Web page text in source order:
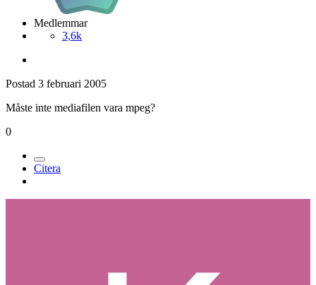
Medlemmar
3,6k
Postad 3 februari 2005
Måste inte mediafilen vara mpeg?
0
Citera